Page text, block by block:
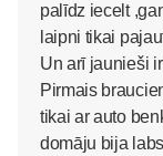
palīdz iecelt
laipni tikai
Un arī jaunieši
Pirmais
tikai ar auto
domāju bija